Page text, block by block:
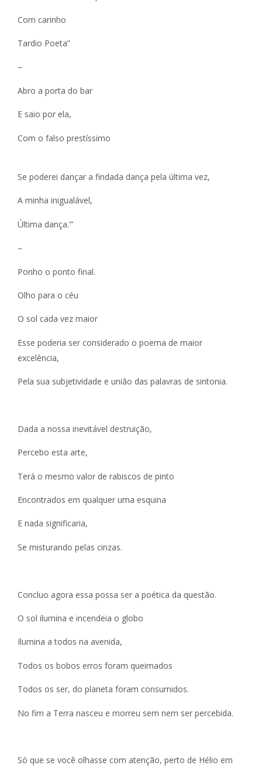
Com carinho
Tardio Poeta”
–
Abro a porta do bar
E saio por ela,
Com o falso prestíssimo
Se poderei dançar a findada dança pela última vez,
A minha inigualável,
Última dança.”’
–
Ponho o ponto final.
Olho para o céu
O sol cada vez maior
Esse poderia ser considerado o poema de maior
excelência,
Pela sua subjetividade e união das palavras de sintonia.
Dada a nossa inevitável destruição,
Percebo esta arte,
Terá o mesmo valor de rabiscos de pinto
Encontrados em qualquer uma esquina
E nada significaria,
Se misturando pelas cinzas.
Concluo agora essa possa ser a poética da questão.
O sol ilumina e incendeia o globo
Ilumina a todos na avenida,
Todos os bobos erros foram queimados
Todos os ser, do planeta foram consumidos.
No fim a Terra nasceu e morreu sem nem ser percebida.
Só que se você olhasse com atenção, perto de Hélio em